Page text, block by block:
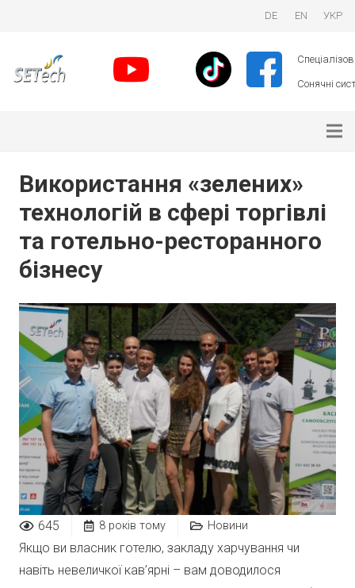
DE EN УКР
Сонячні
Використання «зелених»
технологій в сфері торгівлі
та готельно-ресторанного
бізнесу
645 8 років тому Новини
Якщо ви власник готелю, закладу харчування чи
навіть невеличкої кав’ярні – вам доводилося